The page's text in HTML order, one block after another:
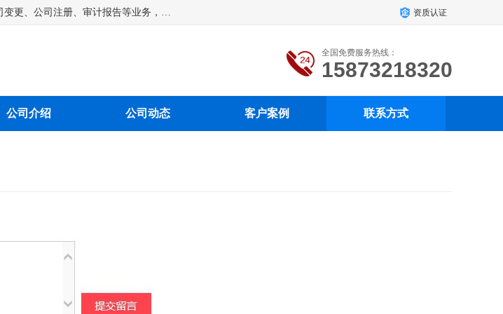
湘潭纳川会计服务有限公司主营从事：湘潭公司账务清理、湘潭公司注销、代理记账、公司变更、公司注册、审计报告等业务，公司设立有专门的代理注册部门，现有工商代办专员，部门经理从事工商代办多年，对各地区公司注册、公司变更、进出口业务等流程以及各行业公司注册、变更所需注意的细节都非常熟悉。 资质认证
全国免费服务热线：
15873218320
公司介绍 公司动态 客户案例 联系方式